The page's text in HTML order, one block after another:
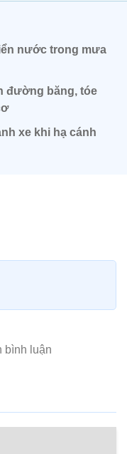
nước trong mưa
đường băng, tóe
xe khi hạ cánh